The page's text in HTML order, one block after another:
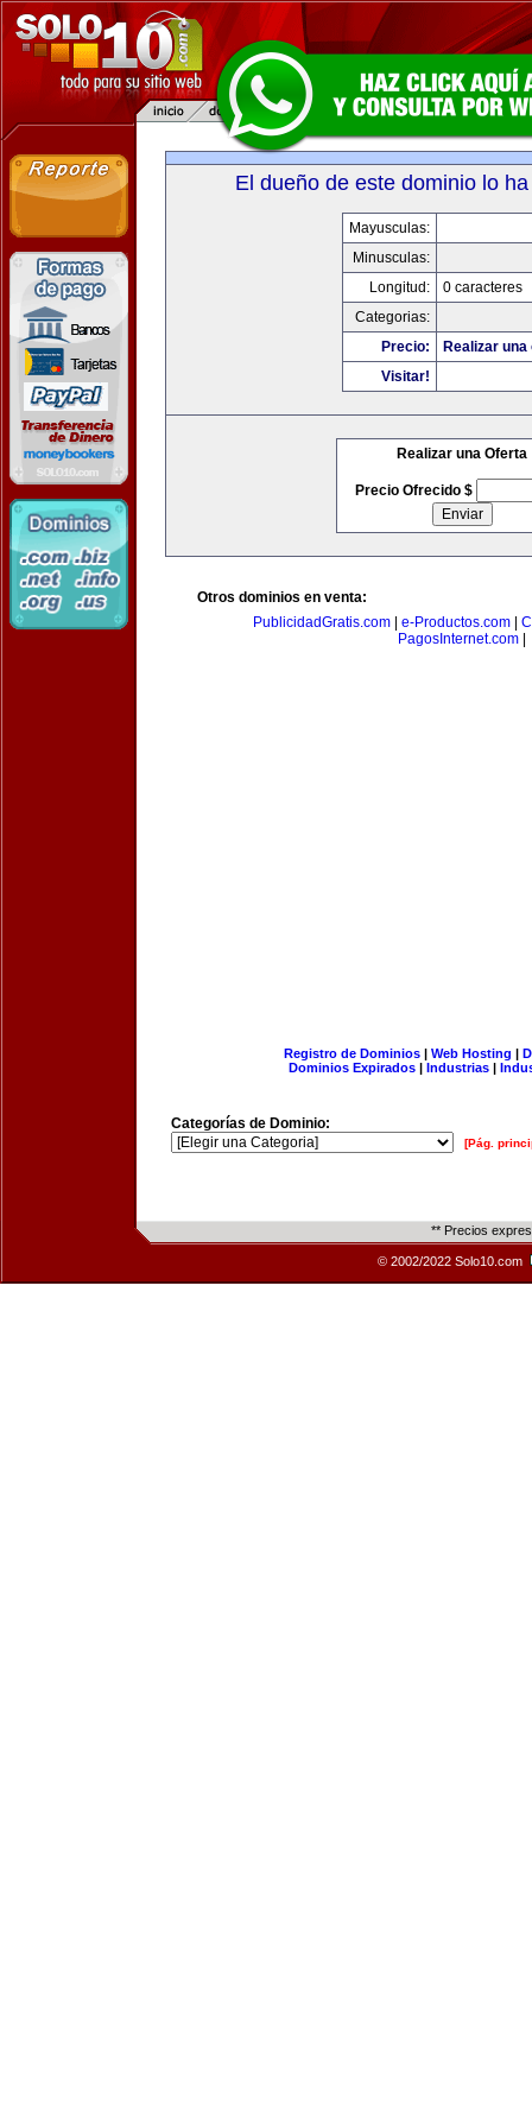
El dueño de este dominio lo
Mayusculas:
Minusculas:
Longitud:
0 caracteres
Categorias:
Precio:
Realizar
Visitar!
Realizar una Oferta
Precio Ofrecido $
Otros dominios en venta:
PublicidadGratis.com
e-Productos.com
PagosInternet.com
Registro de Dominios| Web Hosting |
Dominios Expirados | Industrias |
Categorías de Dominio:
[Pág.
** Precios
© 2002/2022 Solo10.com